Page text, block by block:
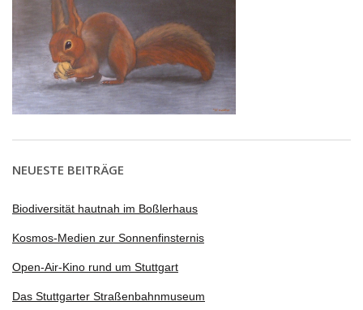
NEUESTE BEITRÄGE
Biodiversität hautnah im Boßlerhaus
Kosmos-Medien zur Sonnenfinsternis
Open-Air-Kino rund um Stuttgart
Das Stuttgarter Straßenbahnmuseum